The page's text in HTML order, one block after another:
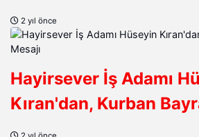
2 yıl önce
Hayirsever İş Adamı
Kıran'dan, Kurban